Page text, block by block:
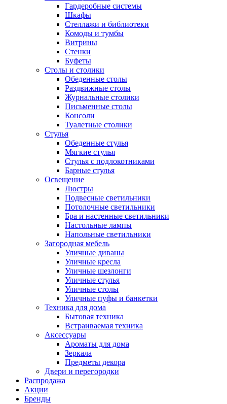
Гардеробные системы
Шкафы
Стеллажи и библиотеки
Комоды и тумбы
Витрины
Стенки
Буфеты
Столы и столики
Обеденные столы
Раздвижные столы
Журнальные столики
Письменные столы
Консоли
Туалетные столики
Стулья
Обеденные стулья
Мягкие стулья
Стулья с подлокотниками
Барные стулья
Освещение
Люстры
Подвесные светильники
Потолочные светильники
Бра и настенные светильники
Настольные лампы
Напольные светильники
Загородная мебель
Уличные диваны
Уличные кресла
Уличные шезлонги
Уличные стулья
Уличные столы
Уличные пуфы и банкетки
Техника для дома
Бытовая техника
Встраиваемая техника
Аксессуары
Ароматы для дома
Зеркала
Предметы декора
Двери и перегородки
Распродажа
Акции
Бренды